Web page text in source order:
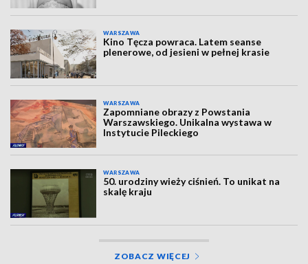
WARSZAWA
Kino Tęcza powraca. Latem seanse
plenerowe, od jesieni w pełnej krasie
WARSZAWA
Zapomniane obrazy z Powstania
Warszawskiego. Unikalna wystawa w
Instytucie Pileckiego
WARSZAWA
50. urodziny wieży ciśnień. To unikat na
skalę kraju
ZOBACZ WIĘCEJ